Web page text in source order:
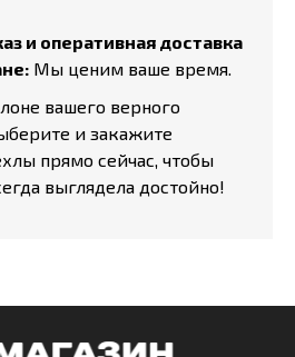
и оперативная доставка
Мы ценим ваше время.
вашего верного
и закажите
прямо сейчас, чтобы
выглядела достойно!